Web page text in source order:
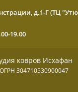
д.1-Г (ТЦ
19.00
ковров Исхафан
304710530900047